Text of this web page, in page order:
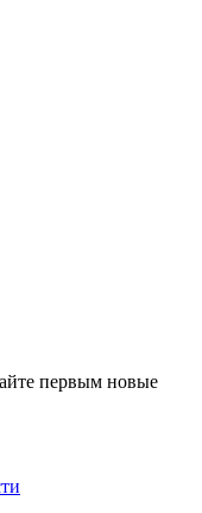
первым новые